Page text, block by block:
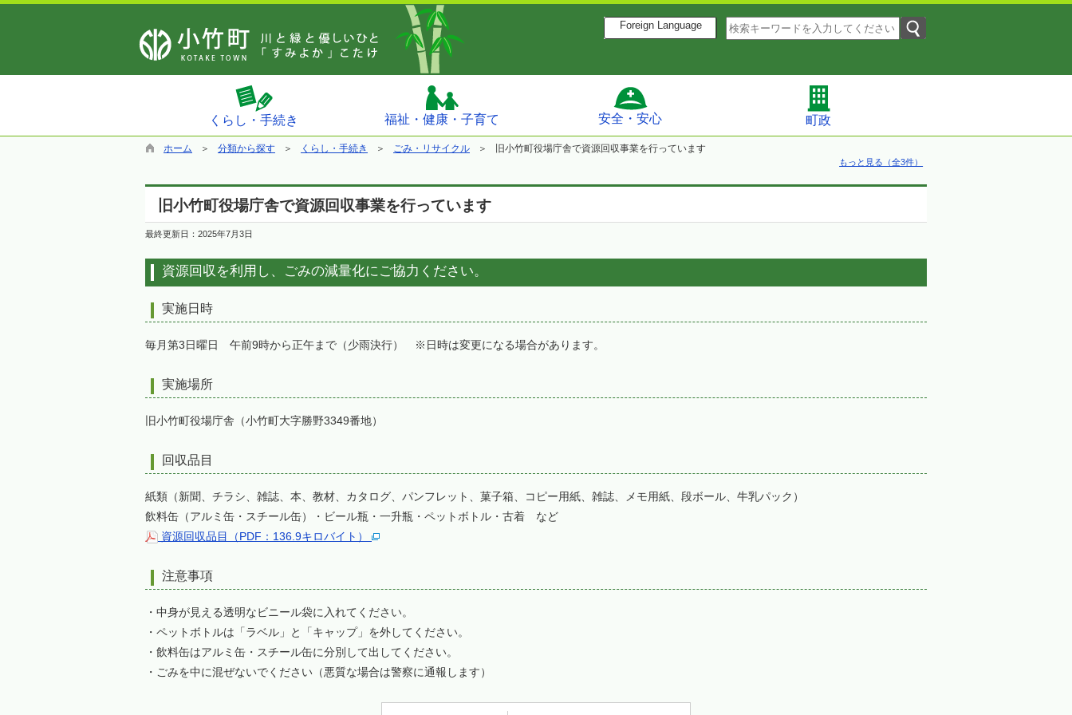
Foreign Language
くらし・手続き 福祉・健康・子育て 安全・安心 町政
ホーム 分類から探す くらし・手続き ごみ・リサイクル 旧小竹町役場庁舎で資源回収事業を行っています
もっと見る（全3件）
旧小竹町役場庁舎で資源回収事業を行っています
最終更新日： 2025年7月3日
資源回収を利用し、ごみの減量化にご協力ください。
実施日時
毎月第3日曜日 午前9時から正午まで（少雨決行） ※日時は変更になる場合があります。
実施場所
旧小竹町役場庁舎（小竹町大字勝野3349番地）
回収品目
紙類（新聞、チラシ、雑誌、本、教材、カタログ、パンフレット、菓子箱、コピー用紙、雑誌、メモ用紙、段ボール、牛乳パック）
飲料缶（アルミ缶・スチール缶）・ビール瓶・一升瓶・ペットボトル・古着 など
資源回収品目（PDF：136.9キロバイト）
注意事項
・中身が見える透明なビニール袋に入れてください。
・ペットボトルは「ラベル」と「キャップ」を外してください。
・飲料缶はアルミ缶・スチール缶に分別して出してください。
・ごみを中に混ぜないでください（悪質な場合は警察に通報します）